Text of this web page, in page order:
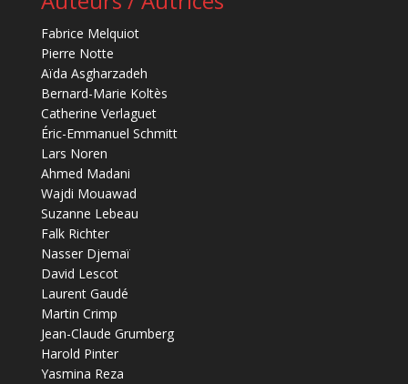
Fabrice Melquiot
Pierre Notte
Aïda Asgharzadeh
Bernard-Marie Koltès
Catherine Verlaguet
Éric-Emmanuel Schmitt
Lars Noren
Ahmed Madani
Wajdi Mouawad
Suzanne Lebeau
Falk Richter
Nasser Djemaï
David Lescot
Laurent Gaudé
Martin Crimp
Jean-Claude Grumberg
Harold Pinter
Yasmina Reza